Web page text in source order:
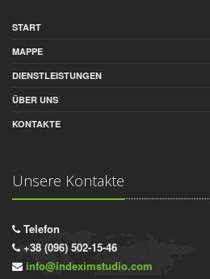
START
MAPPE
DIENSTLEISTUNGEN
ÜBER UNS
KONTAKTE
Unsere Kontakte
Telefon
+38 (096) 502-15-46
info@indeximstudio.com